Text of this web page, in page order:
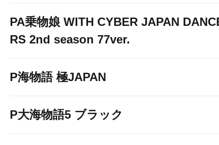
PA乗物娘 WITH CYBER JAPAN
RS 2nd season 77ver.
P海物語 極JAPAN
P大海物語5 ブラック